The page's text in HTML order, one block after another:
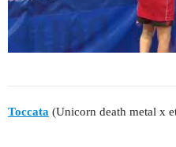
Toccata (Unicorn death metal x